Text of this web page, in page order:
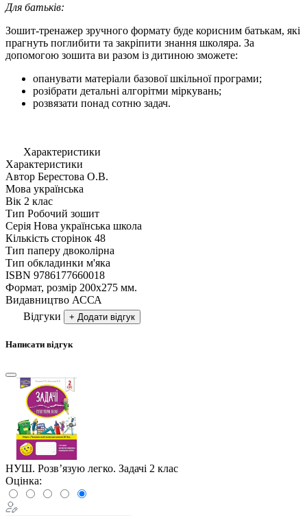
Для батьків:
Зошит-тренажер зручного формату буде корисним батькам, які
прагнуть поглибити та закріпити знання школяра. За
допомогою зошита ви разом із дитиною зможете:
опанувати матеріали базової шкільної програми;
розібрати детальні алгорітми міркувань;
розвязати понад сотню задач.
Характеристики
Характеристики
Автор Берестова О.В.
Мова українська
Вік 2 клас
Тип Робочий зошит
Серія Нова українська школа
Кількість сторінок 48
Тип паперу двоколірна
Тип обкладинки м'яка
ISBN 9786177660018
Формат, розмір 200х275 мм.
Видавництво АССА
Відгуки
+ Додати відгук
Написати відгук
НУШ. Розв’язую легко. Задачі 2 клас
Оцінка: